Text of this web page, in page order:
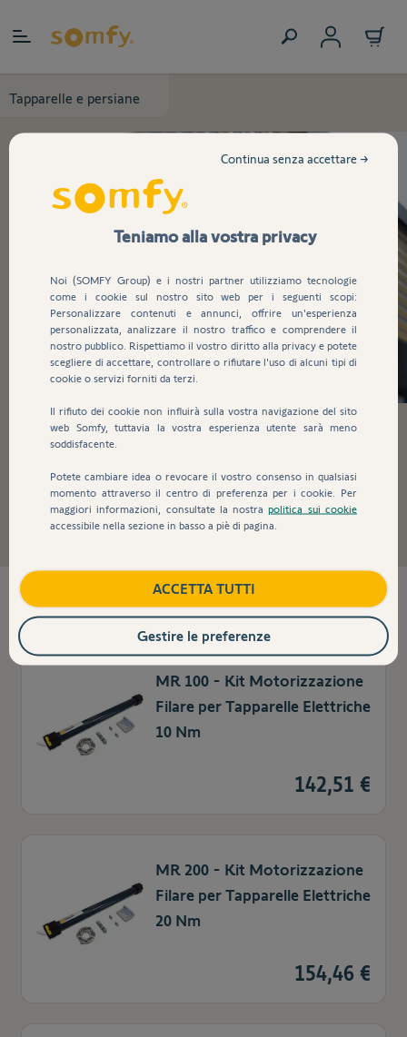
Tapparelle e persiane
Motori e automazioni per
tapparelle
6
MR 100 - Kit Motorizzazione
Filare per Tapparelle Elettriche
10 Nm
142,51 €
MR 200 - Kit Motorizzazione
Filare per Tapparelle Elettriche
20 Nm
154,46 €
Teniamo alla vostra privacy
Noi (SOMFY Group) e i nostri partner utilizziamo tecnologie
come i cookie sul nostro sito web per i seguenti scopi:
Personalizzare contenuti e annunci, offrire un'esperienza
personalizzata, analizzare il nostro traffico e comprendere il
nostro pubblico. Rispettiamo il vostro diritto alla privacy e potete
scegliere di accettare, controllare o rifiutare l'uso di alcuni tipi di
cookie o servizi forniti da terzi.
Il rifiuto dei cookie non influirà sulla vostra navigazione del sito
web Somfy, tuttavia la vostra esperienza utente sarà meno
soddisfacente.
Potete cambiare idea o revocare il vostro consenso in qualsiasi
momento attraverso il centro di preferenza per i cookie. Per
maggiori informazioni, consultate la nostrapolitica sui cookie
accessibile nella sezione in basso a piè di pagina.
Continua senza accettare →
ACCETTA TUTTI
Gestire le preferenze